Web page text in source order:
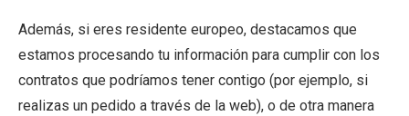
Además, si eres residente europeo, destacamos que
estamos procesando tu información para cumplir con los
contratos que podríamos tener contigo (por ejemplo, si
realizas un pedido a través de la web), o de otra manera